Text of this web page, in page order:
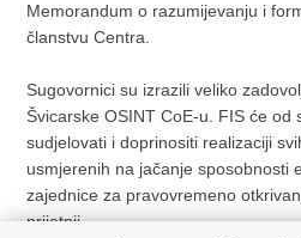
Memorandum o razumijevanju i
članstvu Centra.
Sugovornici su izrazili veliko
Švicarske OSINT CoE-u. FIS će od
sudjelovati i doprinositi realizaciji
usmjerenih na jačanje sposobnosti
zajednice za pravovremeno
prijetnji.